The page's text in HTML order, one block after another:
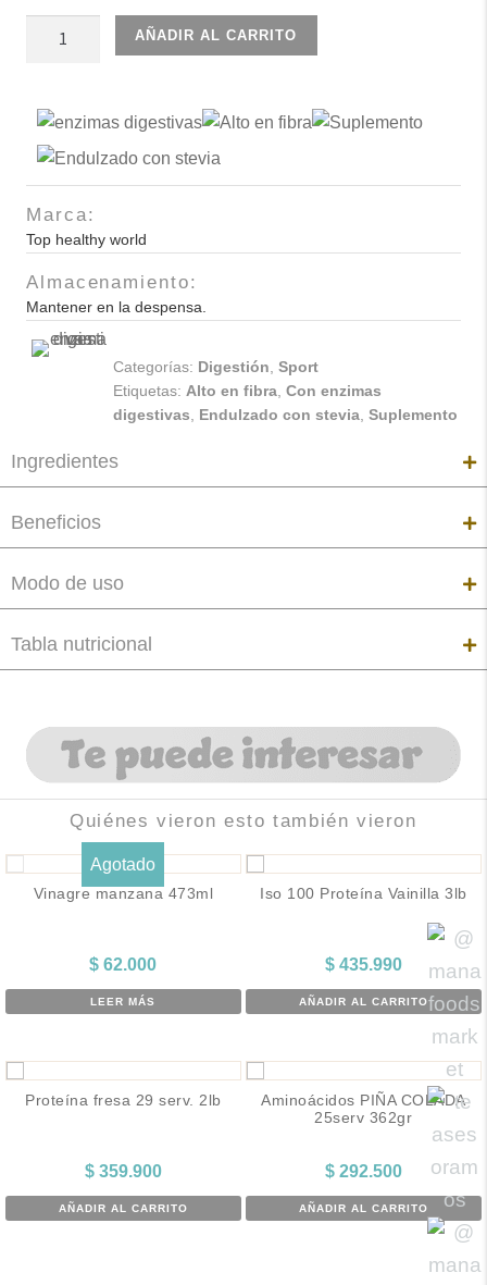
cantidad
AÑADIR AL CARRITO
Marca:
Top healthy world
Almacenamiento:
Mantener en la despensa.
Categorías: Digestión, Sport
Etiquetas: Alto en fibra, Con enzimas
digestivas, Endulzado con stevia, Suplemento
Ingredientes
Beneficios
Modo de uso
Tabla nutricional
Quiénes vieron esto también vieron
Agotado
Vinagre manzana 473ml
$ 62.000
LEER MÁS
Iso 100 Proteína Vainilla 3lb
$435.990
AÑADIR AL CARRITO
Proteína fresa 29 serv. 2lb
$359.900
AÑADIR AL CARRITO
Aminoácidos PIÑA COLADA
25serv 362gr
$292.500
AÑADIR AL CARRITO